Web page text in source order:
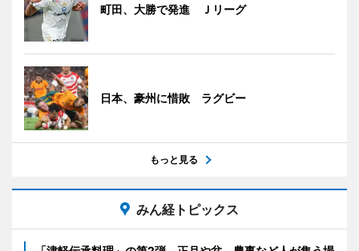
町田、大勝で発進 Ｊリーグ
日本、豪州に惜敗 ラグビー
もっと見る
みん経トピックス